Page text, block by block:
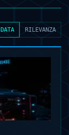
DATA RILEVANZA